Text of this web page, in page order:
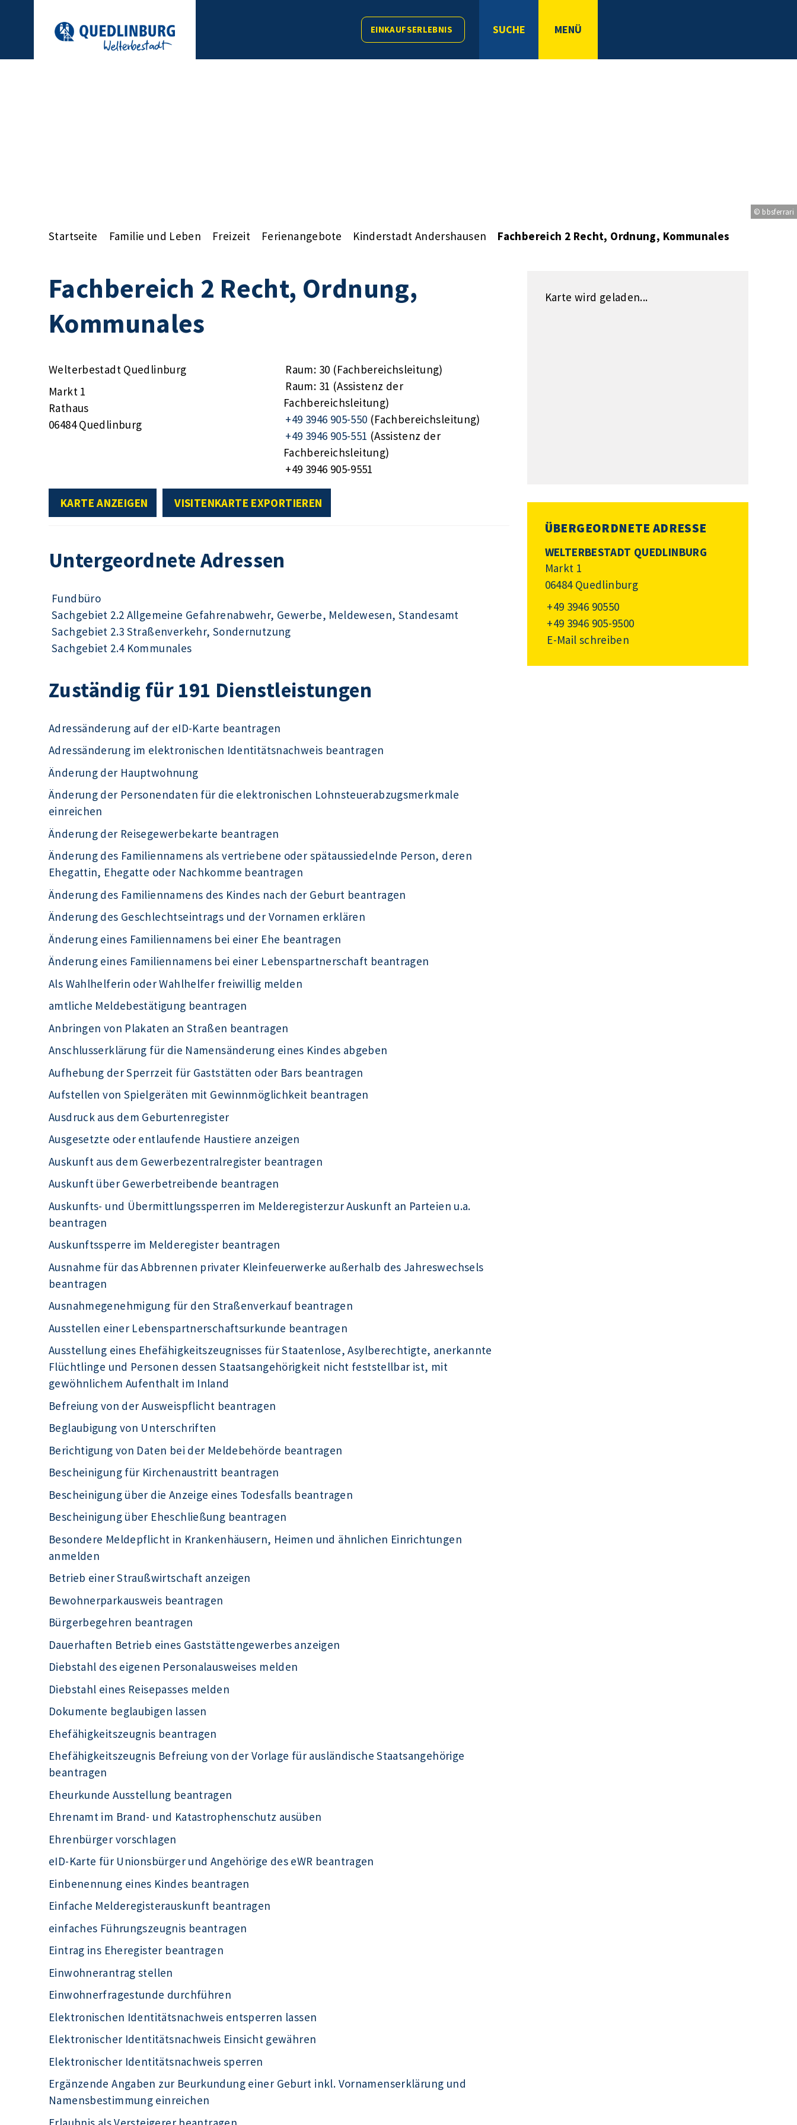
EINKAUFSERLEBNIS SUCHE MENÜ
© bbsferrari
Startseite Familie und Leben Freizeit Ferienangebote Kinderstadt Andershausen Fachbereich 2 Recht, Ordnung, Kommunales
Fachbereich 2 Recht, Ordnung,
Kommunales
Welterbestadt Quedlinburg
Markt 1
Rathaus
06484 Quedlinburg
Raum: 30 (Fachbereichsleitung)
Raum: 31 (Assistenz der
Fachbereichsleitung)
+49 3946 905-550 (Fachbereichsleitung)
+49 3946 905-551 (Assistenz der
Fachbereichsleitung)
+49 3946 905-9551
KARTE ANZEIGEN VISITENKARTE EXPORTIEREN
Untergeordnete Adressen
Fundbüro
Sachgebiet 2.2 Allgemeine Gefahrenabwehr, Gewerbe, Meldewesen, Standesamt
Sachgebiet 2.3 Straßenverkehr, Sondernutzung
Sachgebiet 2.4 Kommunales
Zuständig für 191 Dienstleistungen
Adressänderung auf der eID-Karte beantragen
Adressänderung im elektronischen Identitätsnachweis beantragen
Änderung der Hauptwohnung
Änderung der Personendaten für die elektronischen Lohnsteuerabzugsmerkmale
einreichen
Änderung der Reisegewerbekarte beantragen
Änderung des Familiennamens als vertriebene oder spätaussiedelnde Person, deren
Ehegattin, Ehegatte oder Nachkomme beantragen
Änderung des Familiennamens des Kindes nach der Geburt beantragen
Änderung des Geschlechtseintrags und der Vornamen erklären
Änderung eines Familiennamens bei einer Ehe beantragen
Änderung eines Familiennamens bei einer Lebenspartnerschaft beantragen
Als Wahlhelferin oder Wahlhelfer freiwillig melden
amtliche Meldebestätigung beantragen
Anbringen von Plakaten an Straßen beantragen
Anschlusserklärung für die Namensänderung eines Kindes abgeben
Aufhebung der Sperrzeit für Gaststätten oder Bars beantragen
Aufstellen von Spielgeräten mit Gewinnmöglichkeit beantragen
Ausdruck aus dem Geburtenregister
Ausgesetzte oder entlaufende Haustiere anzeigen
Auskunft aus dem Gewerbezentralregister beantragen
Auskunft über Gewerbetreibende beantragen
Auskunfts- und Übermittlungssperren im Melderegisterzur Auskunft an Parteien u.a.
beantragen
Auskunftssperre im Melderegister beantragen
Ausnahme für das Abbrennen privater Kleinfeuerwerke außerhalb des Jahreswechsels
beantragen
Ausnahmegenehmigung für den Straßenverkauf beantragen
Ausstellen einer Lebenspartnerschaftsurkunde beantragen
Ausstellung eines Ehefähigkeitszeugnisses für Staatenlose, Asylberechtigte, anerkannte
Flüchtlinge und Personen dessen Staatsangehörigkeit nicht feststellbar ist, mit
gewöhnlichem Aufenthalt im Inland
Befreiung von der Ausweispflicht beantragen
Beglaubigung von Unterschriften
Berichtigung von Daten bei der Meldebehörde beantragen
Bescheinigung für Kirchenaustritt beantragen
Bescheinigung über die Anzeige eines Todesfalls beantragen
Bescheinigung über Eheschließung beantragen
Besondere Meldepflicht in Krankenhäusern, Heimen und ähnlichen Einrichtungen
anmelden
Betrieb einer Straußwirtschaft anzeigen
Bewohnerparkausweis beantragen
Bürgerbegehren beantragen
Dauerhaften Betrieb eines Gaststättengewerbes anzeigen
Diebstahl des eigenen Personalausweises melden
Diebstahl eines Reisepasses melden
Dokumente beglaubigen lassen
Ehefähigkeitszeugnis beantragen
Ehefähigkeitszeugnis Befreiung von der Vorlage für ausländische Staatsangehörige
beantragen
Eheurkunde Ausstellung beantragen
Ehrenamt im Brand- und Katastrophenschutz ausüben
Ehrenbürger vorschlagen
eID-Karte für Unionsbürger und Angehörige des eWR beantragen
Einbenennung eines Kindes beantragen
Einfache Melderegisterauskunft beantragen
einfaches Führungszeugnis beantragen
Eintrag ins Eheregister beantragen
Einwohnerantrag stellen
Einwohnerfragestunde durchführen
Elektronischen Identitätsnachweis entsperren lassen
Elektronischer Identitätsnachweis Einsicht gewähren
Elektronischer Identitätsnachweis sperren
Ergänzende Angaben zur Beurkundung einer Geburt inkl. Vornamenserklärung und
Namensbestimmung einreichen
Karte wird geladen...
ÜBERGEORDNETE ADRESSE
WELTERBESTADT QUEDLINBURG
Markt 1
06484 Quedlinburg
+49 3946 90550
+49 3946 905-9500
E-Mail schreiben